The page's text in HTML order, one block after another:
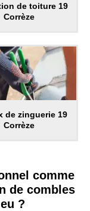
de toiture 19
Corrèze
de zinguerie 19
Corrèze
comme
de combles
?